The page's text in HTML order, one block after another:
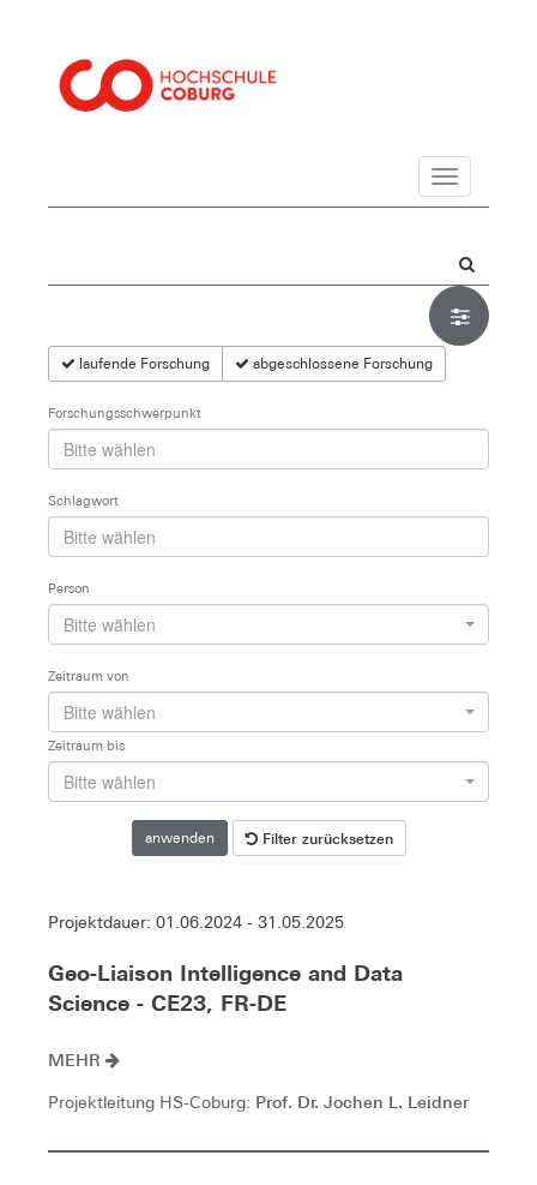
Navigation
laufende Forschung abgeschlossene Forschung
Forschungsschwerpunkt
Schlagwort
Person
Bitte wählen
Zeitraum von
Bitte wählen
Zeitraum bis
Bitte wählen
anwenden Filter zurücksetzen
Projektdauer: 01.06.2024 - 31.05.2025
Geo-Liaison Intelligence and Data
Science - CE23, FR-DE
MEHR
Projektleitung HS-Coburg: Prof. Dr. Jochen L. Leidner